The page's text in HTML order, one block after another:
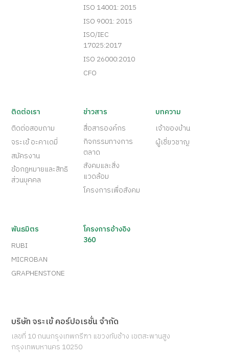
ISO 14001: 2015
ISO 9001: 2015
ISO/IEC
17025:2017
ISO 26000:2010
CFO
ติดต่อเรา
ติดต่อสอบถาม
จระเข้ อะคาเดมี่
สมัครงาน
ข้อกฎหมายและสิทธิ
ส่วนบุคคล
ข่าวสาร
สื่อสารองค์กร
กิจกรรมทางการ
ตลาด
สังคมและสิ่ง
แวดล้อม
โครงการเพื่อสังคม
บทความ
เจ้าของบ้าน
ผู้เชี่ยวชาญ
พันธมิตร
RUBI
MICROBAN
GRAPHENSTONE
โครงการอ้างอิง
360
บริษัท จระเข้ คอร์ปอเรชั่น จำกัด
เลขที่ 10 ถนนกรุงเทพกรีฑา แขวงทับช้าง เขตสะพานสูง
กรุงเทพมหานคร 10250